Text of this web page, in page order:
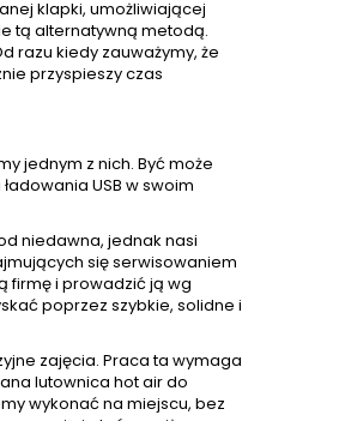
klapki, umożliwiającej
tą alternatywną metodą.
razu kiedy zauważymy, że
przyspieszy czas
jednym z nich. Być może
USB w swoim
niedawna, jednak nasi
się serwisowaniem
firmę i prowadzić ją wg
poprzez szybkie, solidne i
zajęcia. Praca ta wymaga
lutownica hot air do
wykonać na miejscu, bez